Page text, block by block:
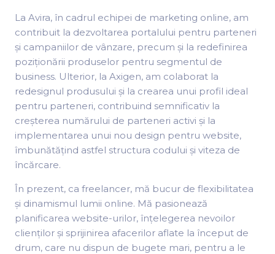
La Avira, în cadrul echipei de marketing online, am
contribuit la dezvoltarea portalului pentru parteneri
și campaniilor de vânzare, precum și la redefinirea
poziționării produselor pentru segmentul de
business. Ulterior, la Axigen, am colaborat la
redesignul produsului și la crearea unui profil ideal
pentru parteneri, contribuind semnificativ la
creșterea numărului de parteneri activi și la
implementarea unui nou design pentru website,
îmbunătățind astfel structura codului și viteza de
încărcare.
În prezent, ca freelancer, mă bucur de flexibilitatea
și dinamismul lumii online. Mă pasionează
planificarea website-urilor, înțelegerea nevoilor
clienților și sprijinirea afacerilor aflate la început de
drum, care nu dispun de bugete mari, pentru a le